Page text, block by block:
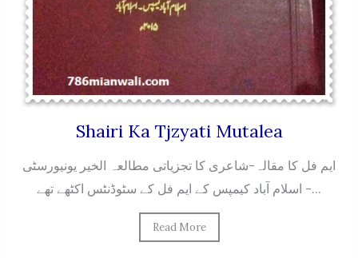
Shairi Ka Tjzyati Mutalea
ایم فل کا مقالہ-شاعری کا تجزیاتی مطالعہ الخیر یونیورسٹی
اسلام آباد کیمپس کے ایم فل کے سٹوڈنٹس اکٹھے تھے -...
Read More